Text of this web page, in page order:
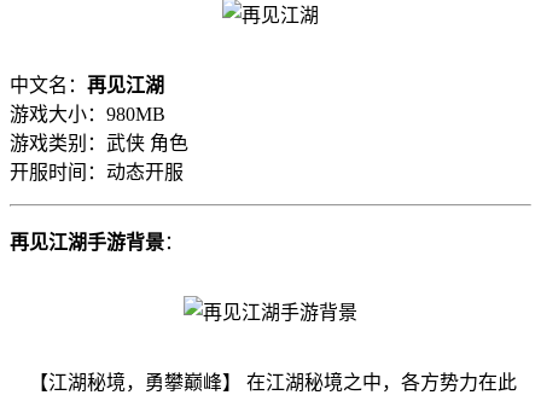
中文名： 再见江湖
游戏大小：980MB
游戏类别：武侠 角色
开服时间：动态开服
再见江湖手游背景：
【江湖秘境，勇攀巅峰】 在江湖秘境之中，各方势力在此